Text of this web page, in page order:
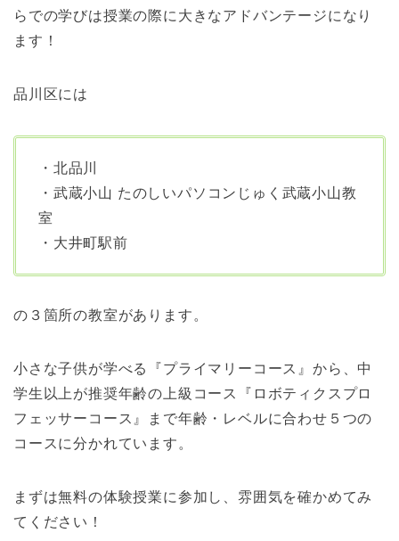
らでの学びは授業の際に大きなアドバンテージになり
ます！
品川区には
・北品川
・武蔵小山 たのしいパソコンじゅく武蔵小山教
室
・大井町駅前
の３箇所の教室があります。
小さな子供が学べる『プライマリーコース』から、中
学生以上が推奨年齢の上級コース『ロボティクスプロ
フェッサーコース』まで年齢・レベルに合わせ５つの
コースに分かれています。
まずは無料の体験授業に参加し、雰囲気を確かめてみ
てください！